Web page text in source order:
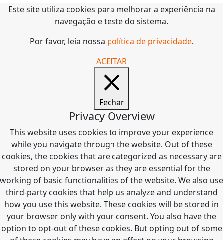
Este site utiliza cookies para melhorar a experiência na
navegação e teste do sistema.
Por favor, leia nossa política de privacidade.
ACEITAR
Fechar
Privacy Overview
This website uses cookies to improve your experience
while you navigate through the website. Out of these
cookies, the cookies that are categorized as necessary are
stored on your browser as they are essential for the
working of basic functionalities of the website. We also use
third-party cookies that help us analyze and understand
how you use this website. These cookies will be stored in
your browser only with your consent. You also have the
option to opt-out of these cookies. But opting out of some